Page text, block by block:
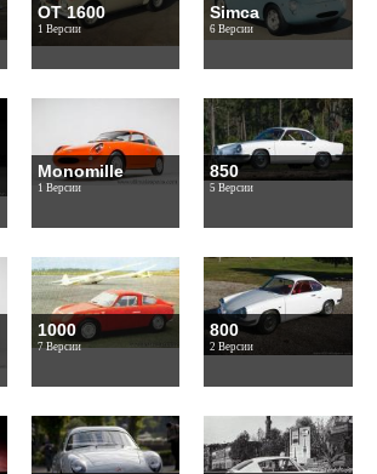
OT 1600
1 Версии
Simca
6 Версии
Monomille
1 Версии
850
5 Версии
1000
7 Версии
800
2 Версии